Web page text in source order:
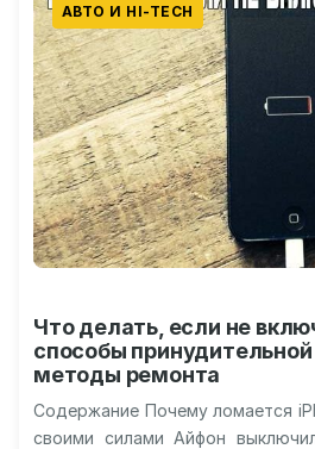
АВТО И HI-TECH
Что делать, если не
способы принудительной
методы ремонта
Содержание Почему ломается
своими силами Айфон